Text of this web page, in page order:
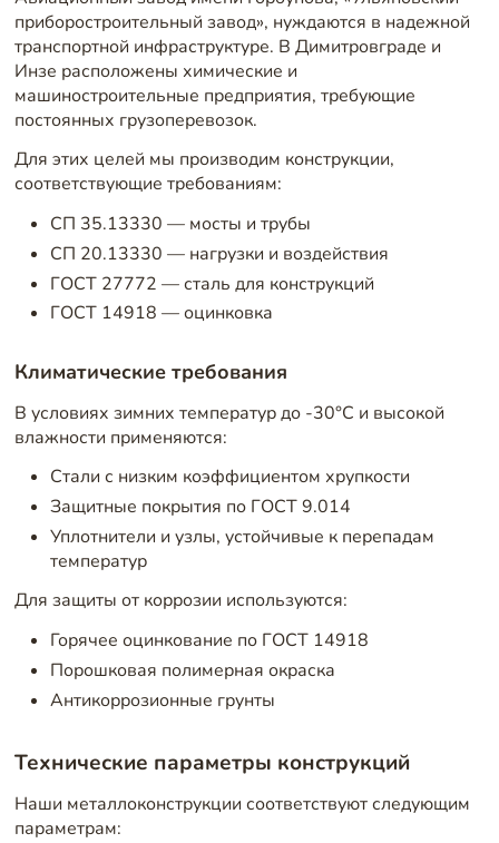
приборостроительный завод», нуждаются в надежной
транспортной инфраструктуре. В Димитровграде и
Инзе расположены химические и
машиностроительные предприятия, требующие
постоянных грузоперевозок.
Для этих целей мы производим конструкции,
соответствующие требованиям:
СП 35.13330 — мосты и трубы
СП 20.13330 — нагрузки и воздействия
ГОСТ 27772 — сталь для конструкций
ГОСТ 14918 — оцинковка
Климатические требования
В условиях зимних температур до -30°C и высокой
влажности применяются:
Стали с низким коэффициентом хрупкости
Защитные покрытия по ГОСТ 9.014
Уплотнители и узлы, устойчивые к перепадам
температур
Для защиты от коррозии используются:
Горячее оцинкование по ГОСТ 14918
Порошковая полимерная окраска
Антикоррозионные грунты
Технические параметры конструкций
Наши металлоконструкции соответствуют следующим
параметрам: